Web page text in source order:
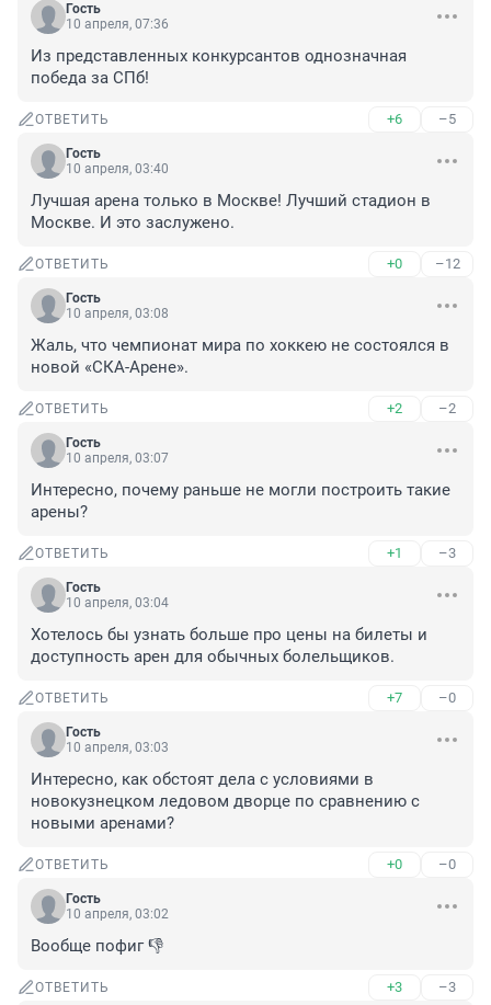
Гость
10 апреля, 07:36
Из представленных конкурсантов однозначная
победа за СПб!
ОТВЕТИТЬ +6 –5
Гость
10 апреля, 03:40
Лучшая арена только в Москве! Лучший стадион в
Москве. И это заслужено.
ОТВЕТИТЬ +0 –12
Гость
10 апреля, 03:08
Жаль, что чемпионат мира по хоккею не состоялся в
новой «СКА-Арене».
ОТВЕТИТЬ +2 –2
Гость
10 апреля, 03:07
Интересно, почему раньше не могли построить такие
арены?
ОТВЕТИТЬ +1 –3
Гость
10 апреля, 03:04
Хотелось бы узнать больше про цены на билеты и
доступность арен для обычных болельщиков.
ОТВЕТИТЬ +7 –0
Гость
10 апреля, 03:03
Интересно, как обстоят дела с условиями в
новокузнецком ледовом дворце по сравнению с
новыми аренами?
ОТВЕТИТЬ +0 –0
Гость
10 апреля, 03:02
Вообще пофиг 👎
ОТВЕТИТЬ +3 –3